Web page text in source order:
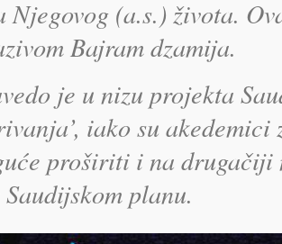
Njegovog (a.s.) života.
Bajram dzamija.
je u nizu projekta
iako su
proširiti i na drugačiji
planu.